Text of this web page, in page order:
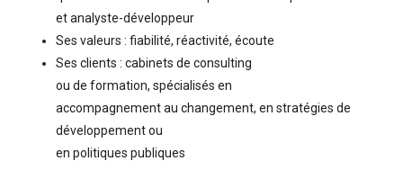
et analyste-développeur
Ses valeurs : fiabilité, réactivité, écoute
Ses clients : cabinets de consulting
ou de formation, spécialisés en
accompagnement au changement, en stratégies de
développement ou
en politiques publiques